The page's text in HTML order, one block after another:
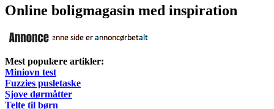
Online boligmagasin med inspiration
Mest populære artikler:
Miniovn test
Fuzzies pusletaske
Sjove dørmåtter
Telte til børn